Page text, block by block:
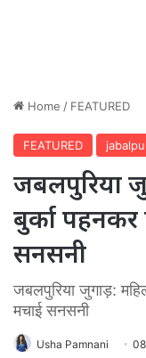
Home / FEATURED
FEATURED
जबलपुरिया
बुर्का
सनसनी
जबलपुरिया जुगाड़:
मचाई सनसनी
Usha Pamnani